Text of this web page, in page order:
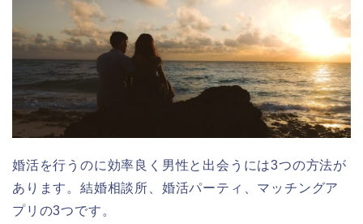
婚活を行うのに効率良く男性と出会うには3つの方法が
あります。結婚相談所、婚活パーティ、マッチングア
プリの3つです。